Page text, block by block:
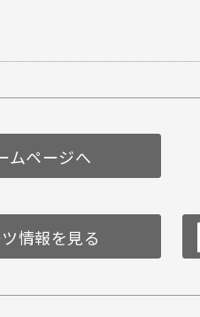
ムページへ
情報を見る